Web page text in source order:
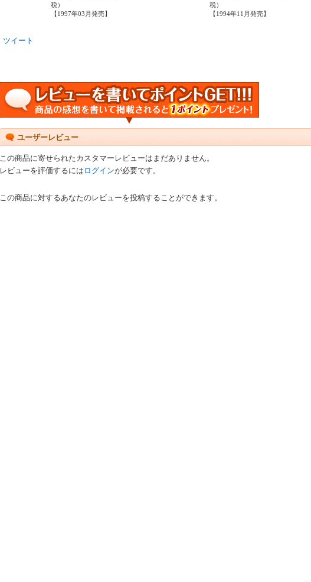
税）
【1997年03月発売】
税）
【1994年11月発売】
ツイート
ユーザーレビュー
この商品に寄せられたカスタマーレビューはまだありません。
レビューを評価するには ログインが必要です。
この商品に対するあなたのレビューを投稿することができます。